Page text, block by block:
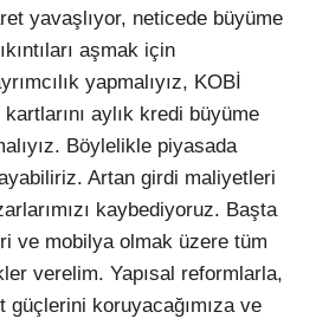
yavaşlıyor, neticede büyüme
aşmak için
yapmalıyız, KOBİ
aylık kredi büyüme
Böylelikle piyasada
Artan girdi maliyetleri
kaybediyoruz. Başta
ve mobilya olmak üzere tüm
verelim. Yapısal reformlarla,
koruyacağımıza ve